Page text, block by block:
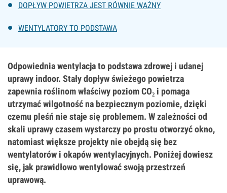
DOPŁYW POWIETRZA JEST RÓWNIE WAŻNY
WENTYLATORY TO PODSTAWA
Odpowiednia wentylacja to podstawa zdrowej i udanej
uprawy indoor. Stały dopływ świeżego powietrza
zapewnia roślinom właściwy poziom CO₂ i pomaga
utrzymać wilgotność na bezpiecznym poziomie, dzięki
czemu pleśń nie staje się problemem. W zależności od
skali uprawy czasem wystarczy po prostu otworzyć okno,
natomiast większe projekty nie obejdą się bez
wentylatorów i okapów wentylacyjnych. Poniżej dowiesz
się, jak prawidłowo wentylować swoją przestrzeń
uprawową.